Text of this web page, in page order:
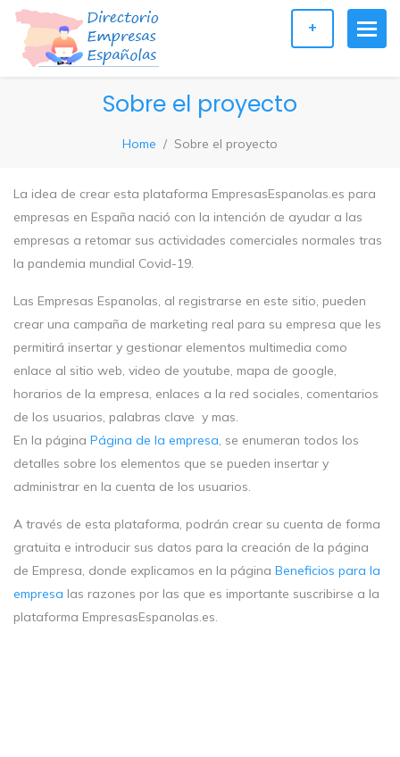
+
Sobre el proyecto
Home Sobre el proyecto
La idea de crear esta plataforma EmpresasEspanolas.es para
empresas en España nació con la intención de ayudar a las
empresas a retomar sus actividades comerciales normales tras
la pandemia mundial Covid-19.
Las Empresas Espanolas, al registrarse en este sitio, pueden
crear una campaña de marketing real para su empresa que les
permitirá insertar y gestionar elementos multimedia como
enlace al sitio web, video de youtube, mapa de google,
horarios de la empresa, enlaces a la red sociales, comentarios
de los usuarios, palabras clave y mas.
En la página Página de la empresa, se enumeran todos los
detalles sobre los elementos que se pueden insertar y
administrar en la cuenta de los usuarios.
A través de esta plataforma, podrán crear su cuenta de forma
gratuita e introducir sus datos para la creación de la página
de Empresa, donde explicamos en la página Beneficios para la
empresa las razones por las que es importante suscribirse a la
plataforma EmpresasEspanolas.es.